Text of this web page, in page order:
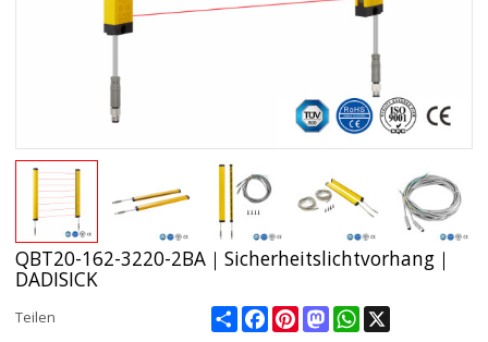
QBT20-162-3220-2BA｜Sicherheitslichtvorhang｜
DADISICK
Teilen ShareFacebookPinterestMastodonWhatsApp